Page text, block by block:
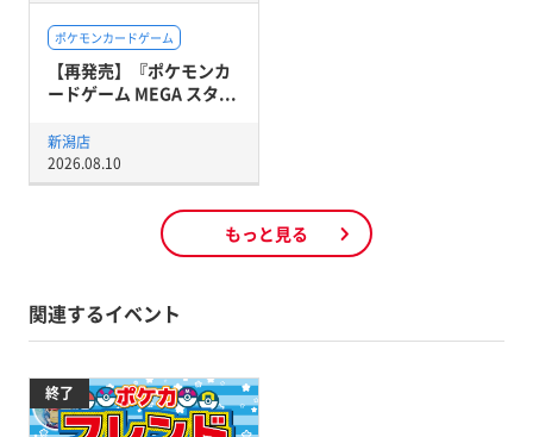
ポケモンカードゲーム
【再発売】『ポケモンカ
ードゲーム MEGA スタ...
新潟店
2026.08.10
もっと見る
関連するイベント
終了